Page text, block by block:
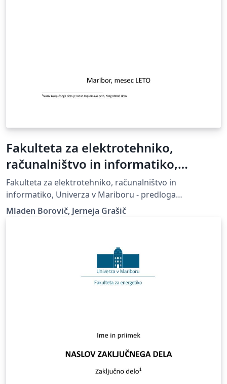
Fakulteta za elektrotehniko,
računalništvo in informatiko,
Univerza v Mariboru - predloga
zaključnega dela
Fakulteta za elektrotehniko, računalništvo in
informatiko, Univerza v Mariboru - predloga
zaključnega dela, UM FERI
Mladen Borovič, Jerneja Grašič